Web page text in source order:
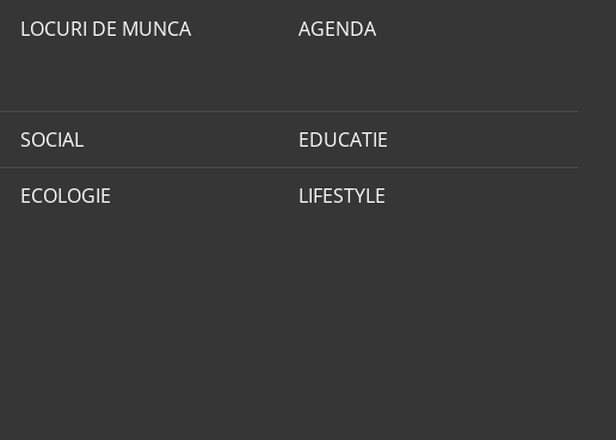
LOCURI DE MUNCA AGENDA
SOCIAL EDUCATIE
ECOLOGIE LIFESTYLE